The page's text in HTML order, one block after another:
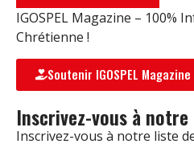
IGOSPEL Magazine – 100%
Chrétienne !
Soutenir IGOSPEL Magazine
Inscrivez-vous à
Inscrivez-vous à notre liste